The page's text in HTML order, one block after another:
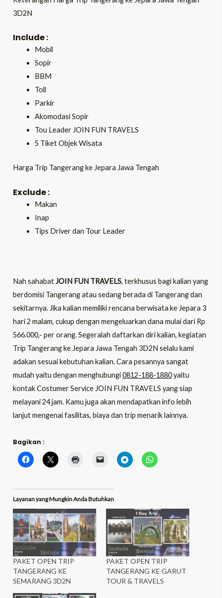
3D2N
Include :
Mobil
Sopir
BBM
Toll
Parkir
Akomodasi Sopir
Tou Leader JOIN FUN TRAVELS
5 Tiket Objek Wisata
Harga Trip Tangerang ke Jepara Jawa Tengah
Exclude :
Makan
Inap
Tips Driver dan Tour Leader
Nah sahabatJOIN FUN TRAVELS, terkhusus bagi kalian yang
berdomisi Tangerang atau sedang berada di Tangerang dan
sekitarnya. Jika kalian memiliki rencana berwisata ke Jepara 3
hari 2 malam, cukup dengan mengeluarkan dana mulai dari Rp
566.000,- per orang. Segeralah daftarkan diri kalian, kegiatan
Trip Tangerang ke Jepara Jawa Tengah 3D2N selalu kami
adakan sesuai kebutuhan kalian. Cara pesannya sangat
mudah yaitu dengan menghubungi0812-188-1880yaitu
kontak Costumer Service JOIN FUN TRAVELS yang siap
melayani 24 jam. Kamu juga akan mendapatkan info lebih
lanjut mengenai fasilitas, biaya dan trip menarik lainnya.
Bagikan :
Layanan yang Mungkin Anda Butuhkan
PAKET OPEN TRIP
TANGERANG KE
SEMARANG 3D2N
PAKET OPEN TRIP
TANGERANG KE GARUT
TOUR & TRAVELS